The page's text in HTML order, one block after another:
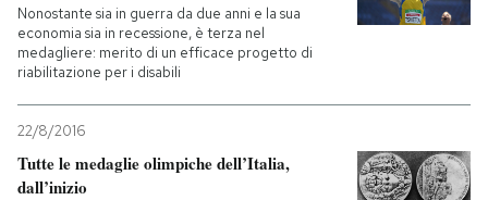
Nonostante sia in guerra da due anni e la sua
economia sia in recessione, è terza nel
medagliere: merito di un efficace progetto di
riabilitazione per i disabili
22/8/2016
Tutte le medaglie olimpiche dell’Italia,
dall’inizio